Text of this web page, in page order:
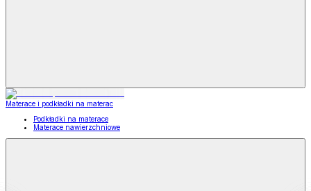
Materace i podkładki na materac
Podkładki na materace
Materace nawierzchniowe